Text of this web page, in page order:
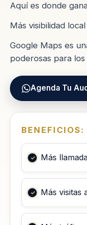
Aquí es donde
Más visibilidad
Google Maps es
poderosas para
Agenda Tu
BENEFICIOS:
Más
Más visitas